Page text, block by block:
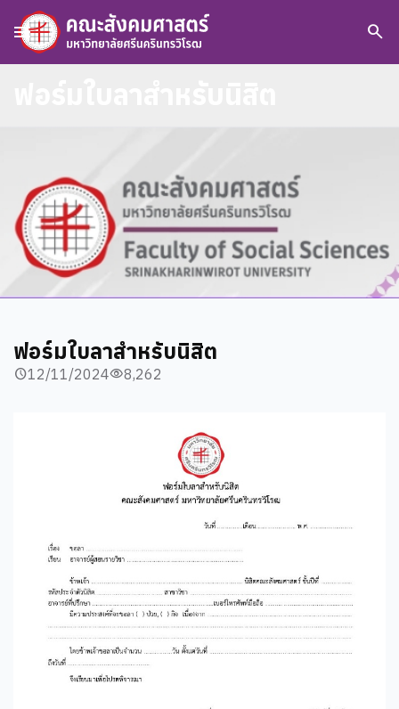
menu search
ฟอร์มใบลาสําหรับนิสิต
schedule12/11/2024visibility8,262